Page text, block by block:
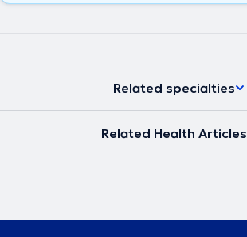
Related specialties
Related Health Articles